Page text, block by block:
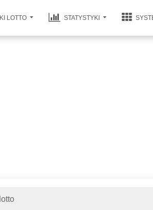
LOTTO STATYSTYKI